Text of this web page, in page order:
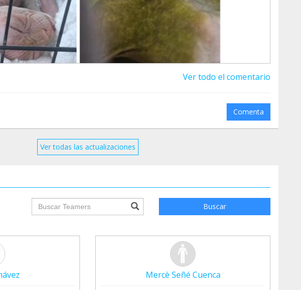
pequeña, pero cuando muchas personas se unen, se convierte
ayudar o tener que mirar hacia otro lado.
ahí para los que más nos necesitan.
Ver todo el comentario
Comenta
Ver todas las actualizaciones
groupProfile.searchForm.search.text??? Buscar
Mercè Señé Cuenca